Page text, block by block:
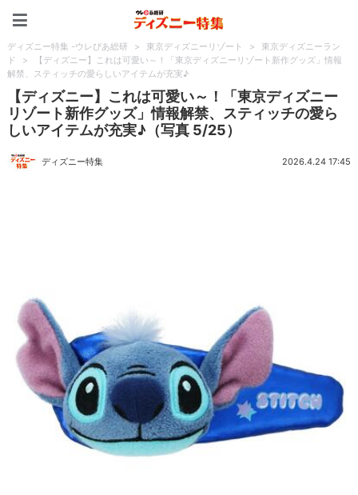
ディズニー特集 -ウレぴあ総研 > 東京ディズニーリゾート >
東京ディズニーラン
ド
>
【ディズニー】これは可愛い～！「東京ディズニーリゾート新作グッズ」情報
解禁、スティッチの愛らしいアイテムが充実♪
【ディズニー】これは可愛い～！「東京ディズニー
リゾート新作グッズ」情報解禁、スティッチの愛ら
しいアイテムが充実♪（写真 5/25）
ディズニー特集 2026.4.24 17:45